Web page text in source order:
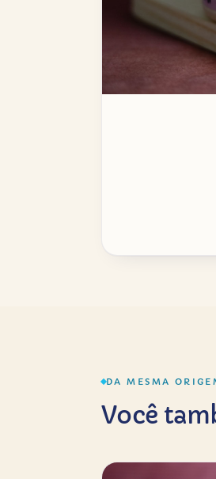
DA MESMA
Você